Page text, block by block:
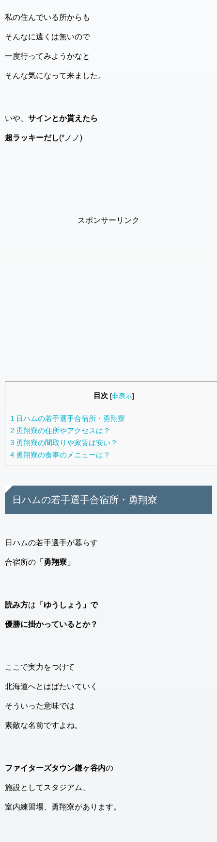
私の住んでいる所からも
そんなに遠くは無いので
一度行ってみようかなと
そんな気になって来ました。
いや、 サインとか貰えたら
超ラッキーだし(*ノノ)
スポンサーリンク
目次 [非表示]
1 日ハムの若手選手合宿所・勇翔寮
2 勇翔寮の住所やアクセスは？
3 勇翔寮の間取りや家賃は安い？
4 勇翔寮の食事のメニューは？
日ハムの若手選手合宿所・勇翔寮
日ハムの若手選手が暮らす
合宿所の 「勇翔寮」
読み方は 「ゆうしょう」で
優勝に掛かっているとか？
ここで実力をつけて
北海道へとはばたいていく
そういった意味では
素敵な名前ですよね。
ファイターズタウン鎌ヶ谷内の
施設としてスタジアム、
室内練習場、勇翔寮があります。